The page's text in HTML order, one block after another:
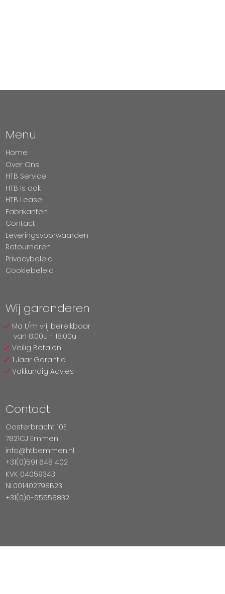
Menu
Home
Over Ons
HTB Service
HTB Is ook
HTB Lease
Fabrikanten
Contact
Leveringsvoorwaarden
Retourneren
Privacybeleid
Cookiebeleid
Wij garanderen
Ma t/m vrij bereikbaar
van 8:00u - 18:00u
Veilig Betalen
1 Jaar Garantie
Vakkundig Advies
Contact
Oosterbracht 10E
7821CJ Emmen
info@htbemmen.nl
+31(0)591 648 402
KVK 04059343
NL001402798B23
+31(0)6-55558832